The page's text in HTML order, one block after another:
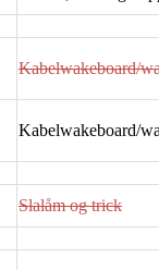
Kabelwakeboard/
Kabelwakeboard/
Slalåm og trick